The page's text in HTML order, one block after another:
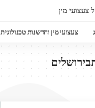
צעצועי מין וחדשנות טכנולוגית